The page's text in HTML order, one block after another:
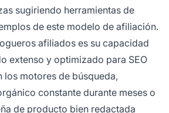
sugiriendo herramientas de
de este modelo de afiliación.
afiliados es su capacidad
extenso y optimizado para SEO
los motores de búsqueda,
constante durante meses o
de producto bien redactada